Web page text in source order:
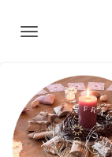
Hauptinhalt